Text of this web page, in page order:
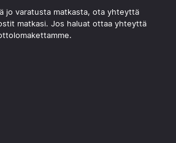
jo varatusta matkasta, ota yhteyttä
matkasi. Jos haluat ottaa yhteyttä